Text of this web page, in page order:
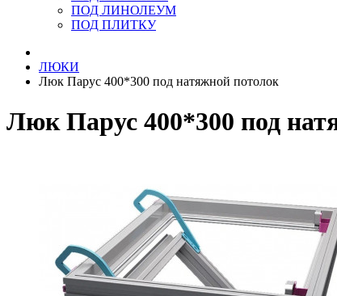
ПОД ЛИНОЛЕУМ
ПОД ПЛИТКУ
ЛЮКИ
Люк Парус 400*300 под натяжной потолок
Люк Парус 400*300 под